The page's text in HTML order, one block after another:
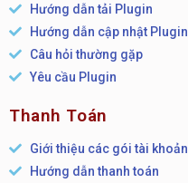
Hướng dẫn tải Plugin
Hướng dẫn cập nhật Plugin
Câu hỏi thường gặp
Yêu cầu Plugin
Thanh Toán
Giới thiệu các gói tài khoản
Hướng dẫn thanh toán